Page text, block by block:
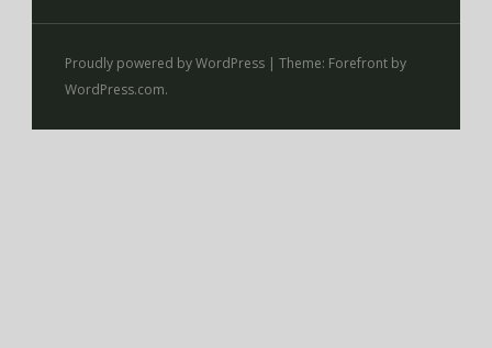
Proudly powered by WordPress | Theme: Forefront by
WordPress.com.